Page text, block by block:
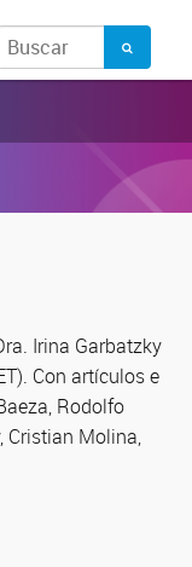
Irina Garbatzky
Con artículos e
Rodolfo
Cristian Molina,